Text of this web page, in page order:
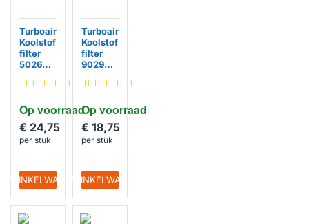
Op voorraad
Turboair
Koolstof
filter
502638
Type B
€ 24,75
per stuk
WINKELWAGEN
Op voorraad
Turboair
Koolstof
filter
902979
MCFE41
€ 18,75
per stuk
IN WINKELWAGEN